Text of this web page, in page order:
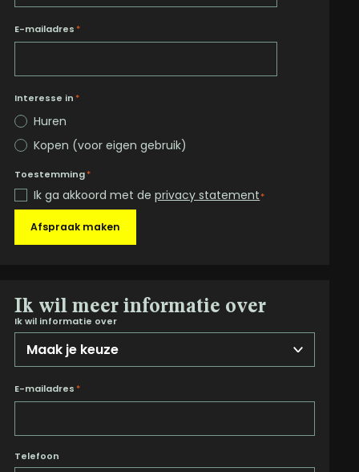
E-mailadres *
Interesse in *
Huren
Kopen (voor eigen gebruik)
Toestemming*
Ik ga akkoord met deprivacy statement*
Afspraak maken
Ik wil meer informatie over
Ik wil informatie over
E-mailadres *
Telefoon